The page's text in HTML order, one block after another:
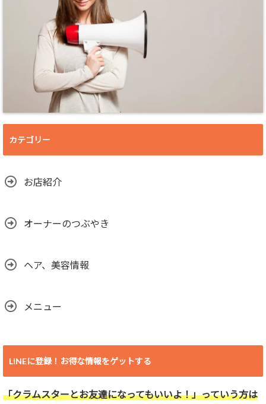
カテゴリー
お店紹介
オーナーのつぶやき
ヘア、美容情報
メニュー
LINEに登録！お得な情報をゲットする
「クラムスターとお友達になってもいいよ！」っていう方は